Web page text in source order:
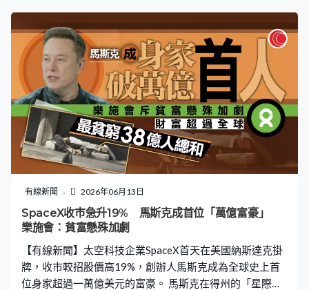
有線新聞 2026年06月13日
SpaceX收巿急升19% 馬斯克成首位「萬億富豪」
樂施會：貧富懸殊加劇
【有線新聞】太空科技企業SpaceX首天在美國納斯達克掛
牌，收巿較招股價高19%，創辦人馬斯克成為全球史上首
位身家超過一萬億美元的富豪。 馬斯克在得州的「星際基